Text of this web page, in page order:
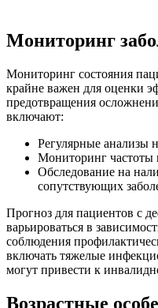
Мониторинг
Мониторинг состояния
крайне важен для оценки
предотвращения
включают:
Регулярные анализы
Мониторинг частоты
Обследование на
сопутствующих
Прогноз для пациентов с
варьироваться в
соблюдения
включать тяжелые
могут привести к
Возрастные